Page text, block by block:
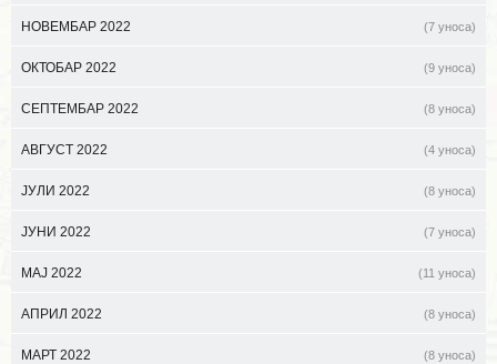
НОВЕМБАР 2022 (7 уноса)
ОКТОБАР 2022 (9 уноса)
СЕПТЕМБАР 2022 (8 уноса)
АВГУСТ 2022 (4 уноса)
ЈУЛИ 2022 (8 уноса)
ЈУНИ 2022 (7 уноса)
МАЈ 2022 (11 уноса)
АПРИЛ 2022 (8 уноса)
МАРТ 2022 (8 уноса)